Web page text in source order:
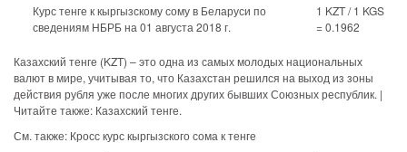
Курс тенге к кыргызскому сому в Беларуси по
сведениям НБРБ на 01 августа 2018 г.
1 KZT / 1 KGS
= 0.1962
Казахский тенге (KZT) – это одна из самых молодых национальных
валют в мире, учитывая то, что Казахстан решился на выход из зоны
действия рубля уже после многих других бывших Союзных республик. |
Читайте также: Казахский тенге.
См. также: Кросс курс кыргызского сома к тенге